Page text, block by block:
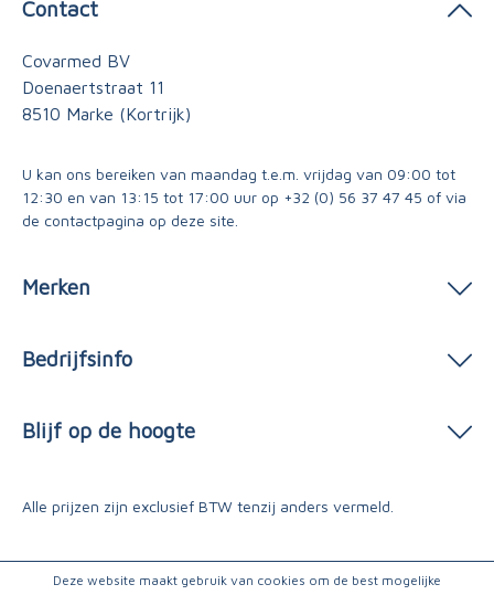
Contact
Covarmed BV
Doenaertstraat 11
8510 Marke (Kortrijk)
U kan ons bereiken van maandag t.e.m. vrijdag van 09:00 tot
12:30 en van 13:15 tot 17:00 uur op +32 (0) 56 37 47 45 of via
de contactpagina op deze site.
Merken
Bedrijfsinfo
Blijf op de hoogte
Alle prijzen zijn exclusief BTW tenzij anders vermeld.
Deze website maakt gebruik van cookies om de best mogelijke